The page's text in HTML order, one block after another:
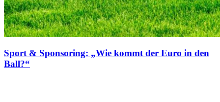
Sport & Sponsoring: „Wie kommt der Euro in den
Ball?“